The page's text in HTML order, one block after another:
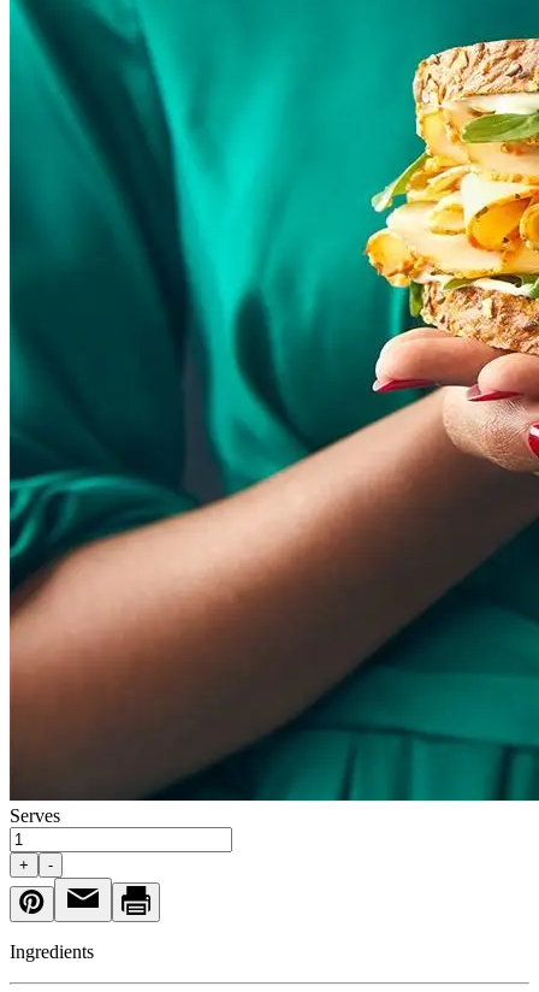
Serves
+ -
Ingredients